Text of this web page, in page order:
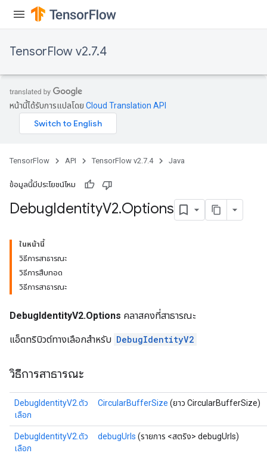
TensorFlow v2.7.4
หน้านี้ได้รับการแปลโดย Cloud Translation API
TensorFlow API TensorFlow v2.7.4 Java
ข้อมูลนี้มีประโยชน์ไหม
DebugIdentityV2.Options
ในหน้านี้
วิธีการสาธารณะ
วิธีการสืบทอด
วิธีการสาธารณะ
DebugIdentityV2.Options คลาสคงที่สาธารณะ
แอ็ตทริบิวต์ทางเลือกสำหรับ DebugIdentityV2
วิธีการสาธารณะ
DebugIdentityV2.ตัว
เลือก
CircularBufferSize (ยาว CircularBufferSize)
DebugIdentityV2.ตัว
เลือก
debugUrls (รายการ <สตริง> debugUrls)